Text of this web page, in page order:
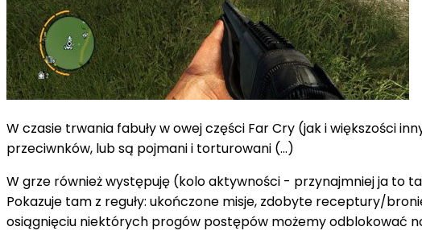
W czasie trwania fabuły w owej części Far Cry (jak i większości
przeciwnków, lub są pojmani i torturowani (...)
W grze również występuję (kolo aktywności - przynajmniej ja to
Pokazuje tam z reguły: ukończone misje, zdobyte receptury/
osiągnięciu niektórych progów postępów możemy odblokować